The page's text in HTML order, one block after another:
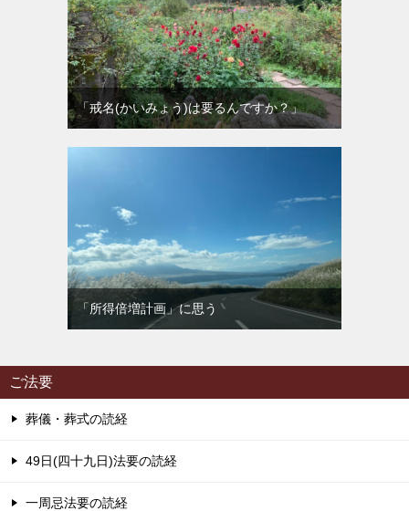
「戒名(かいみょう)は要るんですか？」
「所得倍増計画」に思う
ご法要
葬儀・葬式の読経
49日(四十九日)法要の読経
一周忌法要の読経